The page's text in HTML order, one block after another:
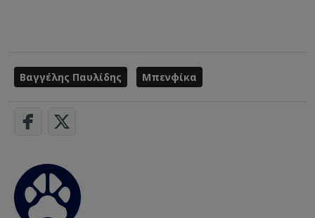
Βαγγέλης Παυλίδης Μπενφίκα